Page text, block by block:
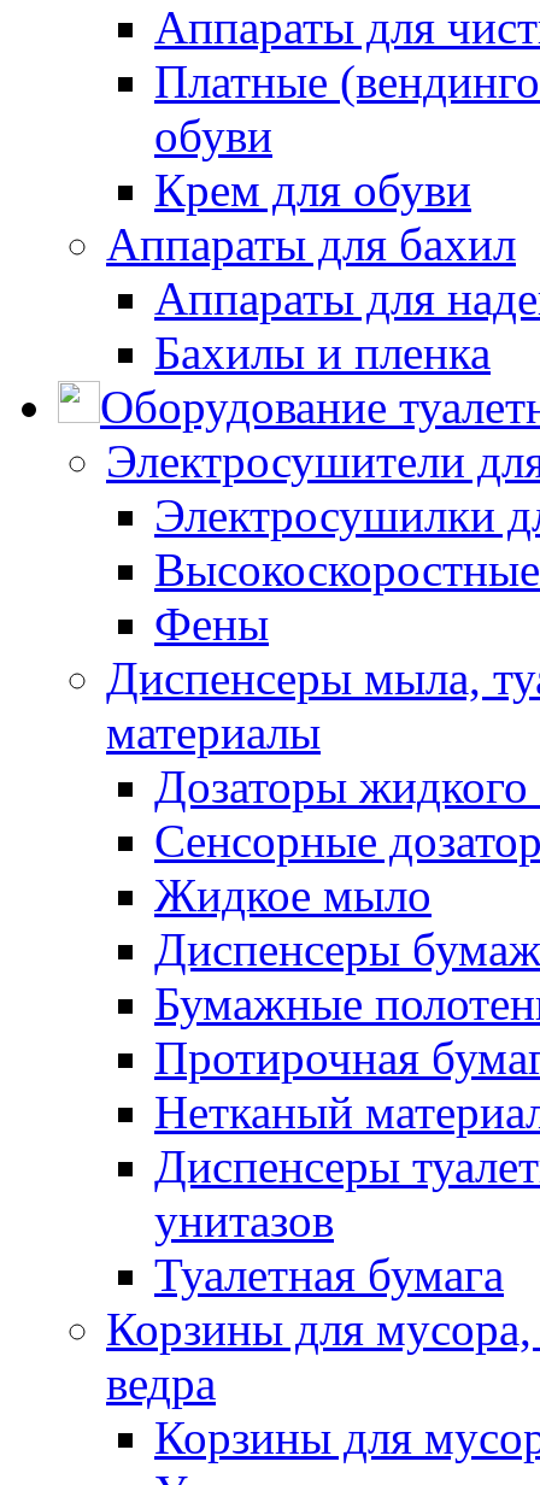
Аппараты для
Платные
обуви
Крем для обуви
Аппараты для бахил
Аппараты для
Бахилы и пленка
Оборудование
Электросушители
Электросушилки
Фены
Диспенсеры мыла,
материалы
Дозаторы
Сенсорные
Жидкое мыло
Диспенсеры
Бумажные
Протирочная
Нетканый
Диспенсеры
унитазов
Туалетная бумага
Корзины для
ведра
Корзины для